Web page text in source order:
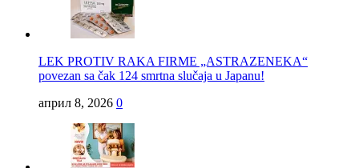
LEK PROTIV RAKA FIRME „ASTRAZENEKA“
povezan sa čak 124 smrtna slučaja u Japanu!
април 8, 2026 0